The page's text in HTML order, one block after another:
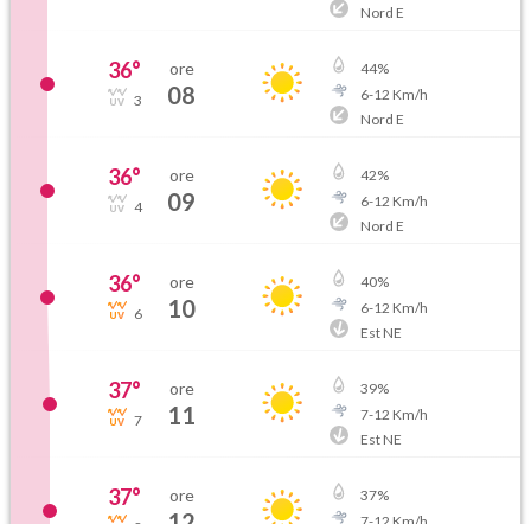
Nord E
36°
3
ore
08
44%
6-12 Km/h
Nord E
36°
4
ore
09
42%
6-12 Km/h
Nord E
36°
6
ore
10
40%
6-12 Km/h
Est NE
37°
7
ore
11
39%
7-12 Km/h
Est NE
37° ore 37%